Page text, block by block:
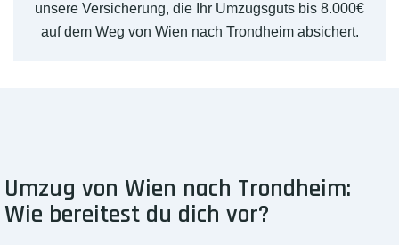
unsere Versicherung, die Ihr Umzugsguts bis 8.000€
auf dem Weg von Wien nach Trondheim absichert.
Umzug von Wien nach Trondheim:
Wie bereitest du dich vor?